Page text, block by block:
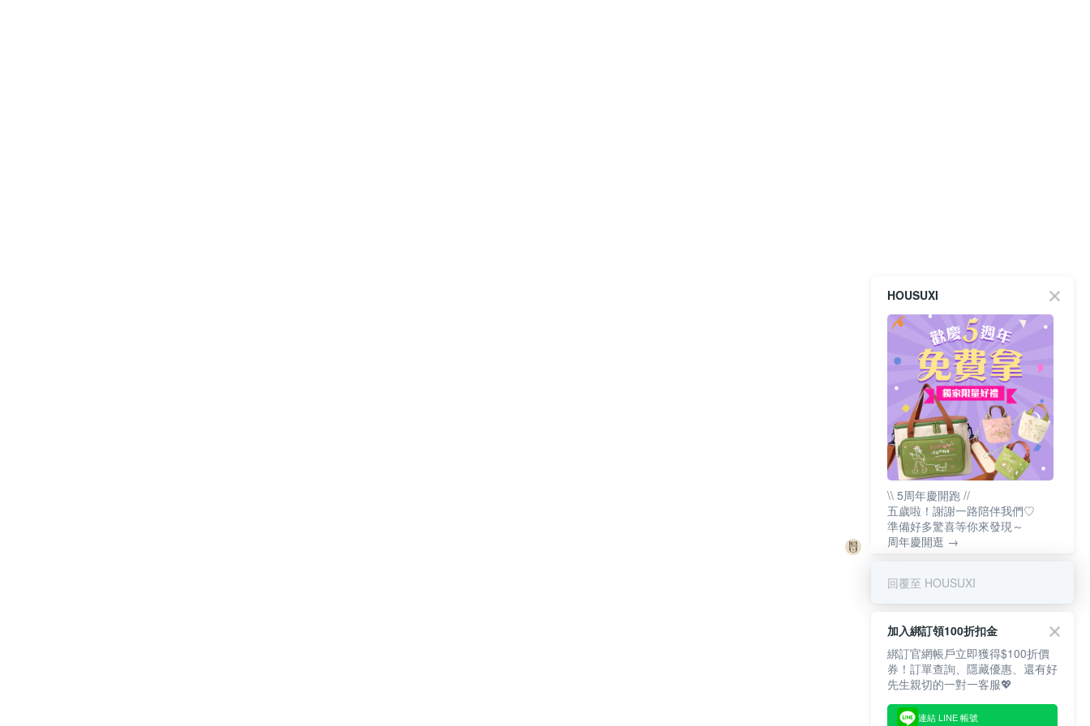
HOUSUXI
\\ 5周年慶開跑 //
五歲啦！謝謝一路陪伴我們♡
準備好多驚喜等你來發現～
周年慶開逛 →
回覆至 HOUSUXI
加入綁訂領100折扣金
綁訂官網帳戶立即獲得$100折價
券！訂單查詢、隱藏優惠、還有好
先生親切的一對一客服💖
連結 LINE 帳號